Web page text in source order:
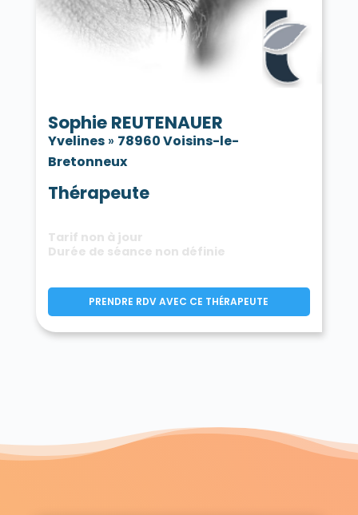
Sophie REUTENAUER
Yvelines» 78960 Voisins-le-
Bretonneux
Thérapeute
Tarif non à jour
Durée de séance non définie
PRENDRE RDV AVEC CE THÉRAPEUTE